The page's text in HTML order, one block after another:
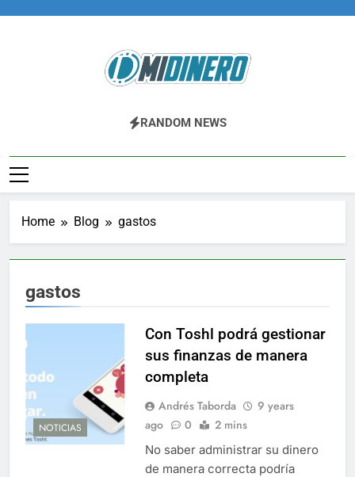
Midinero.co
Fintech, Criptomonedas
RANDOM NEWS
Home Blog gastos
gastos
NOTICIAS
Con Toshl podrá gestionar
sus finanzas de manera
completa
Andrés Taborda
9 years
ago
0 2 mins
No saber administrar su dinero
de manera correcta podría